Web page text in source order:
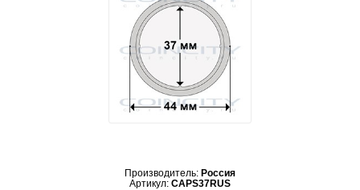
Производитель: Россия
Артикул: CAPS37RUS